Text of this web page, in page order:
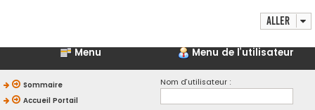
Aller
Menu
Sommaire
Accueil Portail
Menu de l’utilisateur
Nom d’utilisateur :